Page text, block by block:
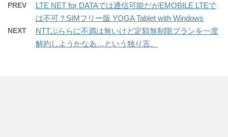
PREV
LTE NET for DATAでは通信可能だがEMOBILE LTEで
は不可？SIMフリー版 YOGA Tablet with Windows
NEXT
NTTぷららに不満は無いけど定額無制限プランを一度
解約しようかなあ…という独り言。